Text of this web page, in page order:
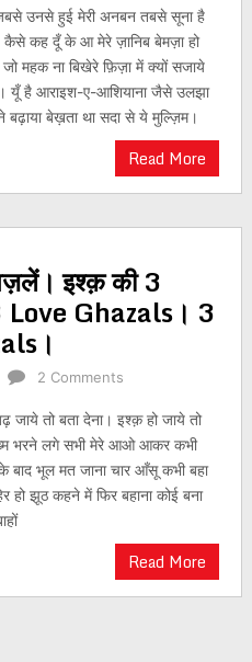
उनसे हुई मेरी अनबन तबसे सूना है
कह दूँ के आ मेरे ज़ानिब बेमज़ा हो
महक ना बिखेरे फ़िज़ा में क्यों सजाये
यूँ है आराइश-ए-आशियाना जैसे उलझा
बेख़ता था सदा से ये मुल्ज़िम।
Read More
इश्क़ की 3
Love Ghazals। 3
2 Comments
जाये तो बता देना। इश्क़ हो जाये तो
भरने लगे सभी मेरे आओ आकर कभी
बाद भूल मत जाना चार आँसू कभी बहा
हो झूठ कहने में फिर बहाना कोई बना
Read More